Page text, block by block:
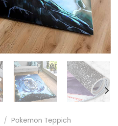
/ Pokemon Teppich